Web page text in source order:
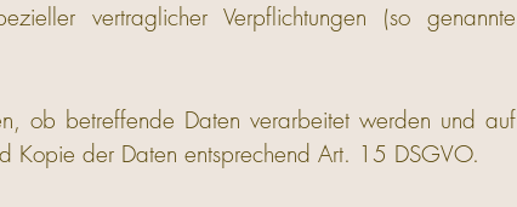
vertraglicher Verpflichtungen (so genannte
ob betreffende Daten verarbeitet werden und auf
Kopie der Daten entsprechend Art. 15 DSGVO.